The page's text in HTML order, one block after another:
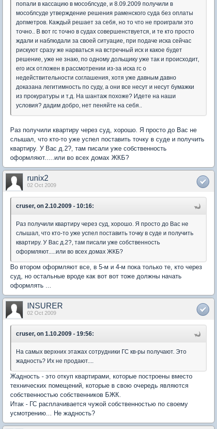
попали в кассацию в мособлсуде, и 8.09.2009 получили в
мособлсуде утверждение решения раменского суда без оплаты
допметров. Каждый решает за себя, но то что не проиграли это
точно.. В вот гс точно в судах совершенствуется, и те кто просто
ждали и наблюдали за своей ситуацие, при подаче иска сейчас
рискуют сразу же нарваться на встречный иск и какое будет
решение, уже не знаю, по одному дольщику уже так и происходит,
его иск отложен в рассмотрении из-за иска гс о
недействительности соглашения, хотя уже давным давно
доказана легитимность по суду, а они все несут и несут бумажки
из прокуратуры и т.д. На шантаж похоже? Идете на наши
условия? дадим добро, нет пеняйте на себя..
Раз получили квартиру через суд, хорошо. Я просто до Вас не
слышал, что кто-то уже успел поставить точку в суде и получить
квартиру. У Вас д.2?, там писали уже собственность
оформляют.....или во всех домах ЖКБ?
runix2
02 Oct 2009
cruser, on 2.10.2009 - 10:16:
Раз получили квартиру через суд, хорошо. Я просто до Вас не
слышал, что кто-то уже успел поставить точку в суде и получить
квартиру. У Вас д.2?, там писали уже собственность
оформляют.....или во всех домах ЖКБ?
Во втором оформляют все, в 5-м и 4-м пока только те, кто через
суд, но остальные вроде как вот вот тоже должны начать
оформлять ...
INSURER
02 Oct 2009
cruser, on 1.10.2009 - 19:56:
На самых верхних этажах сотрудники ГС кв-ры получают. Это
жадность? Их не продают....
Жадность - это откуп квартирами, которые построены вместо
технических помещений, которые в свою очередь являются
собственностью собственников БЖК.
Итак - ГС расплачивается чужой собственностью по своему
усмотрению... Не жадность?